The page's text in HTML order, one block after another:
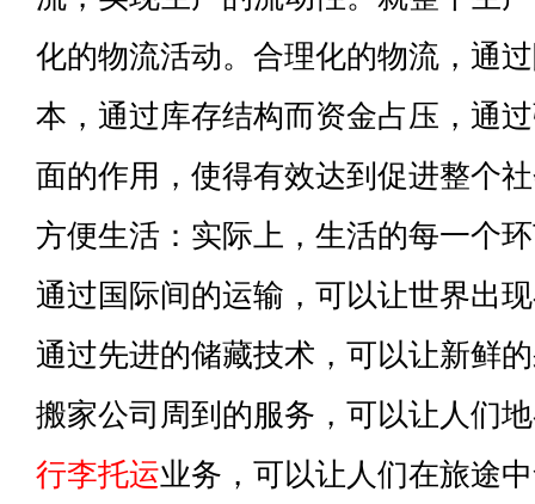
化的物流活动。合理化的物流，通
本，通过库存结构而资金占压，通
面的作用，使得有效达到促进整个
方便生活：实际上，生活的每一个
通过国际间的运输，可以让世界出
通过先进的储藏技术，可以让新鲜
搬家公司周到的服务，可以让人们
行李托运业务，可以让人们在旅途